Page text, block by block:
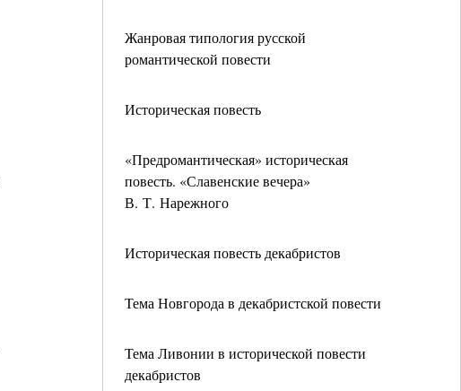
Жанровая типология русской
романтической повести
Историческая повесть
«Предромантическая» историческая
повесть. «Славенские вечера»
В. Т. Нарежного
Историческая повесть декабристов
Тема Новгорода в декабристской повести
Тема Ливонии в исторической повести
декабристов